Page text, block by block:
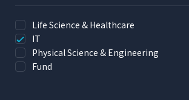
Life Science & Healthcare
IT
Physical Science & Engineering
Fund